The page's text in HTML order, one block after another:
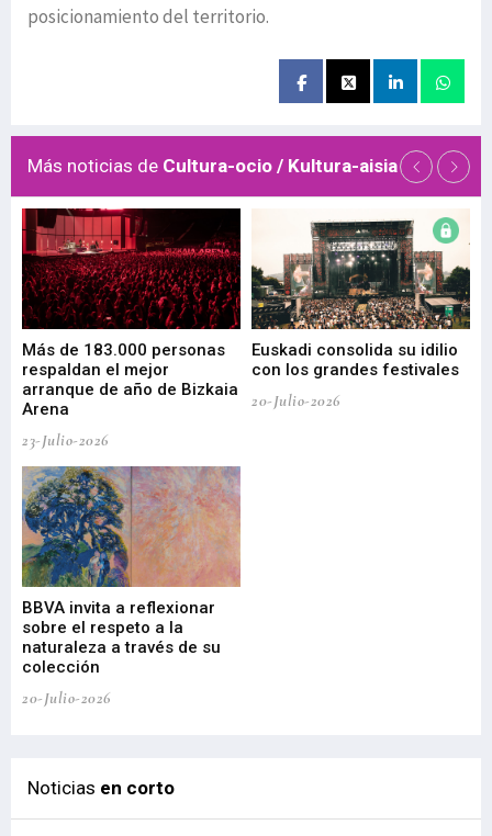
posicionamiento del territorio.
Más noticias de Cultura-ocio / Kultura-aisia
Más de 183.000 personas
respaldan el mejor
arranque de año de Bizkaia
Arena
23-Julio-2026
Euskadi consolida su idilio
con los grandes festivales
20-Julio-2026
BBVA invita a reflexionar
sobre el respeto a la
naturaleza a través de su
colección
20-Julio-2026
Noticias en corto